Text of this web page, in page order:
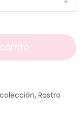
, Rostro